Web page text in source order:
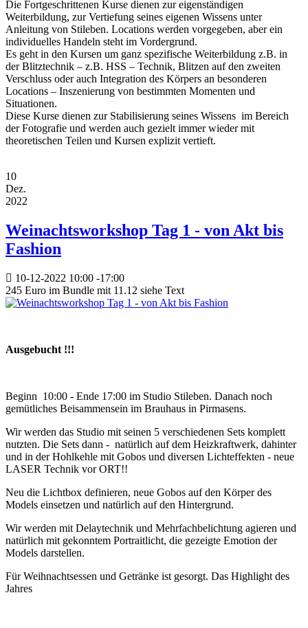
Die Fortgeschrittenen Kurse dienen zur eigenständigen
Weiterbildung, zur Vertiefung seines eigenen Wissens unter
Anleitung von Stileben. Locations werden vorgegeben, aber ein
individuelles Handeln steht im Vordergrund.
Es geht in den Kursen um ganz spezifische Weiterbildung z.B. in
der Blitztechnik – z.B. HSS – Technik, Blitzen auf den zweiten
Verschluss oder auch Integration des Körpers an besonderen
Locations – Inszenierung von bestimmten Momenten und
Situationen.
Diese Kurse dienen zur Stabilisierung seines Wissens im Bereich
der Fotografie und werden auch gezielt immer wieder mit
theoretischen Teilen und Kursen explizit vertieft.
10
Dez.
2022
Weinachtsworkshop Tag 1 - von Akt bis
Fashion
10-12-2022 10:00 -17:00
245 Euro im Bundle mit 11.12 siehe Text
Ausgebucht !!!
Beginn 10:00 - Ende 17:00 im Studio Stileben. Danach noch
gemütliches Beisammensein im Brauhaus in Pirmasens.
Wir werden das Studio mit seinen 5 verschiedenen Sets komplett
nutzten. Die Sets dann - natürlich auf dem Heizkraftwerk, dahinter
und in der Hohlkehle mit Gobos und diversen Lichteffekten - neue
LASER Technik vor ORT!!
Neu die Lichtbox definieren, neue Gobos auf den Körper des
Models einsetzen und natürlich auf den Hintergrund.
Wir werden mit Delaytechnik und Mehrfachbelichtung agieren und
natürlich mit gekonntem Portraitlicht, die gezeigte Emotion der
Models darstellen.
Für Weihnachtsessen und Getränke ist gesorgt. Das Highlight des
Jahres